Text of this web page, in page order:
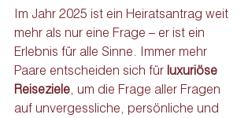
Im Jahr 2025 ist ein Heiratsantrag weit
mehr als nur eine Frage – er ist ein
Erlebnis für alle Sinne. Immer mehr
Paare entscheiden sich für luxuriöse
Reiseziele , um die Frage aller Fragen
auf unvergessliche, persönliche und